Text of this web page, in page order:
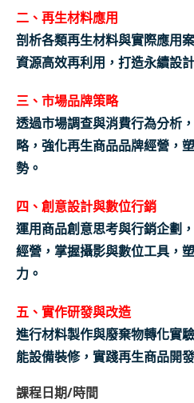
二、再生材料應用
剖析各類再生材料與實際應用
資源高效再利用，打造永續設
三、市場品牌策略
透過市場調查與消費行為分析
略，強化再生商品品牌經營，
勢。
四、創意設計與數位行銷
運用商品創意思考與行銷企劃
經營，掌握攝影與數位工具，
力。
五、實作研發與改造
進行材料製作與廢棄物轉化實
能設備裝修，實踐再生商品開
課程日期/時間